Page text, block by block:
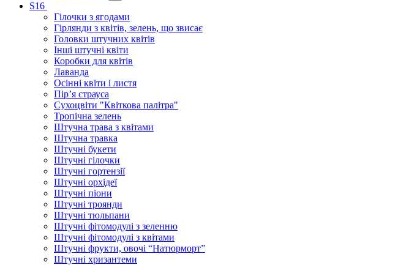
S16
Гілочки з ягодами
Гірлянди з квітів, зелень, що звисає
Головки штучних квітів
Інші штучні квіти
Коробки для квітів
Лаванда
Осінні квіти і листя
Пір’я страуса
Сухоцвіти "Квіткова палітра"
Тропічна зелень
Штучна трава з квітами
Штучна травка
Штучні букети
Штучні гілочки
Штучні гортензії
Штучні орхідеї
Штучні піони
Штучні троянди
Штучні тюльпани
Штучні фітомодулі з зеленню
Штучні фітомодулі з квітами
Штучні фрукти, овочі “Натюрморт”
Штучні хризантеми